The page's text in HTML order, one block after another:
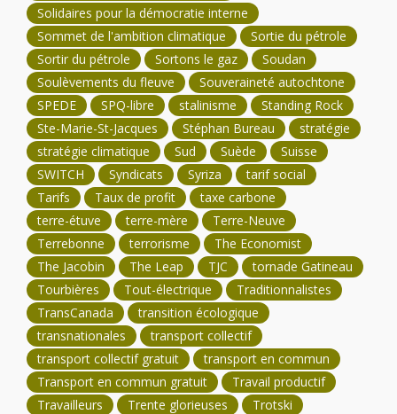
Solidaires pour la démocratie interne
Sommet de l'ambition climatique
Sortie du pétrole
Sortir du pétrole
Sortons le gaz
Soudan
Soulèvements du fleuve
Souveraineté autochtone
SPEDE
SPQ-libre stalinisme
Standing Rock
Ste-Marie-St-Jacques
Stéphan Bureau
stratégie
stratégie climatique
Sud Suède
Suisse
SWITCH
Syndicats Syriza
tarif social
Tarifs
Taux de profit
taxe carbone
terre-étuve
terre-mère
Terre-Neuve
Terrebonne
terrorisme
The Economist
The Jacobin
The Leap TJC
tornade Gatineau
Tourbières
Tout-électrique
Traditionnalistes
TransCanada
transition écologique
transnationales
transport collectif
transport collectif gratuit
transport en commun
Transport en commun gratuit
Travail productif
Travailleurs
Trente glorieuses
Trotski